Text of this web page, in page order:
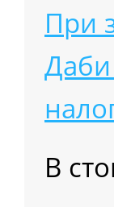
При
Даби
В